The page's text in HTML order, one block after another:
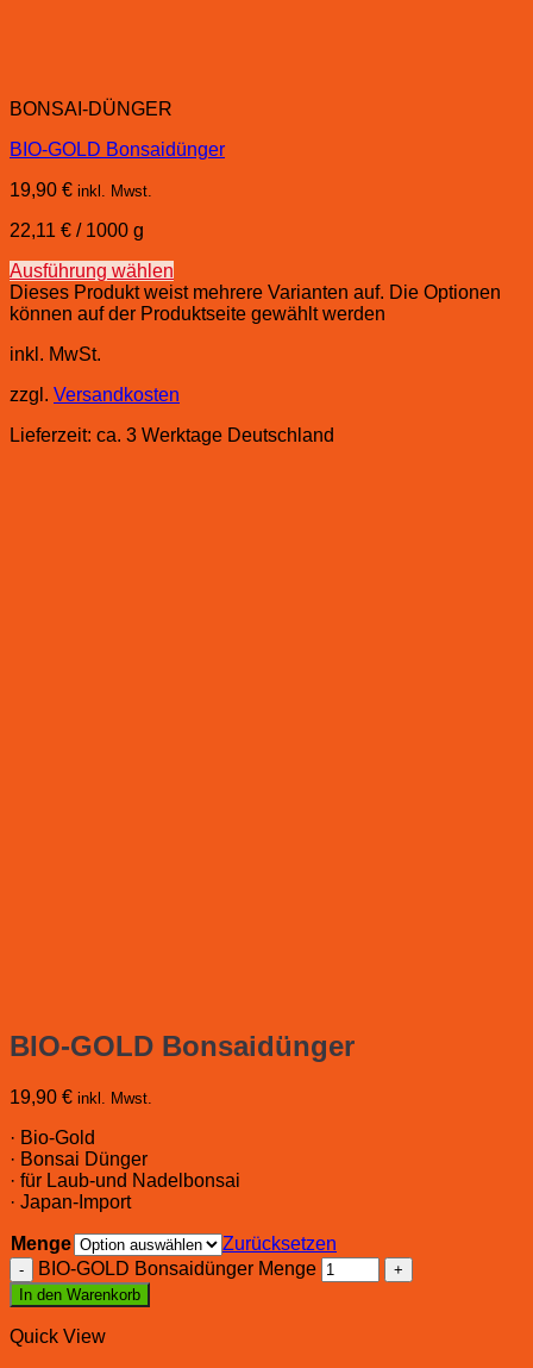
BONSAI-DÜNGER
BIO-GOLD Bonsaidünger
19,90 € inkl. Mwst.
22,11 € / 1000 g
Ausführung wählen
Dieses Produkt weist mehrere Varianten auf. Die Optionen
können auf der Produktseite gewählt werden
inkl. MwSt.
zzgl. Versandkosten
Lieferzeit: ca. 3 Werktage Deutschland
BIO-GOLD Bonsaidünger
19,90 € inkl. Mwst.
· Bio-Gold
· Bonsai Dünger
· für Laub-und Nadelbonsai
· Japan-Import
Menge
Zurücksetzen
BIO-GOLD Bonsaidünger Menge
In den Warenkorb
Quick View